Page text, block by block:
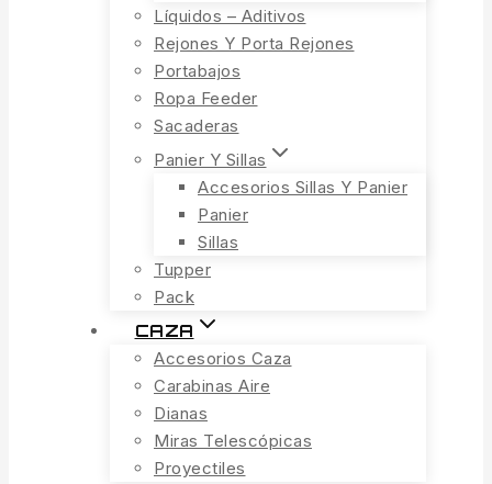
Líquidos – Aditivos
Rejones Y Porta Rejones
Portabajos
Ropa Feeder
Sacaderas
Panier Y Sillas
Accesorios Sillas Y Panier
Panier
Sillas
Tupper
Pack
CAZA
Accesorios Caza
Carabinas Aire
Dianas
Miras Telescópicas
Proyectiles